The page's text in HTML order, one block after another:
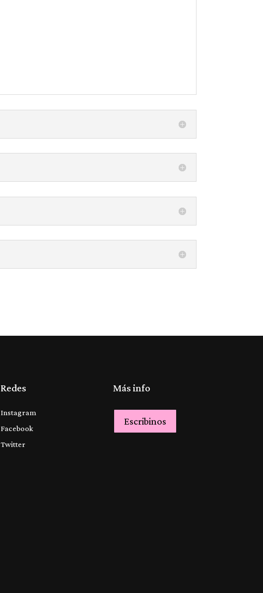
Redes
Instagram
Facebook
Twitter
Más info
Escribinos